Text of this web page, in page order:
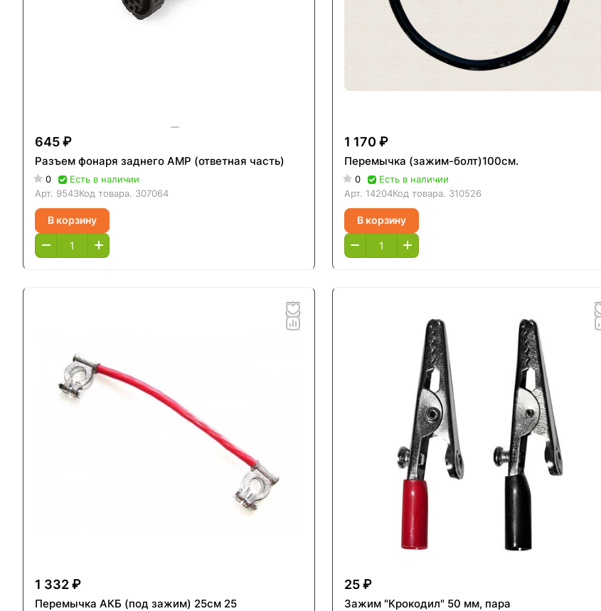
645 ₽
Разъем фонаря заднего AMP (ответная часть)
0
Есть в наличии
Арт. 9543Код товара. 307064
В корзину
1 170 ₽
Перемычка (зажим-болт)100см.
0
Есть в наличии
Арт. 14204Код товара. 310526
В корзину
1 332 ₽
Перемычка АКБ (под зажим) 25см 25
25 ₽
Зажим "Крокодил" 50 мм, пара